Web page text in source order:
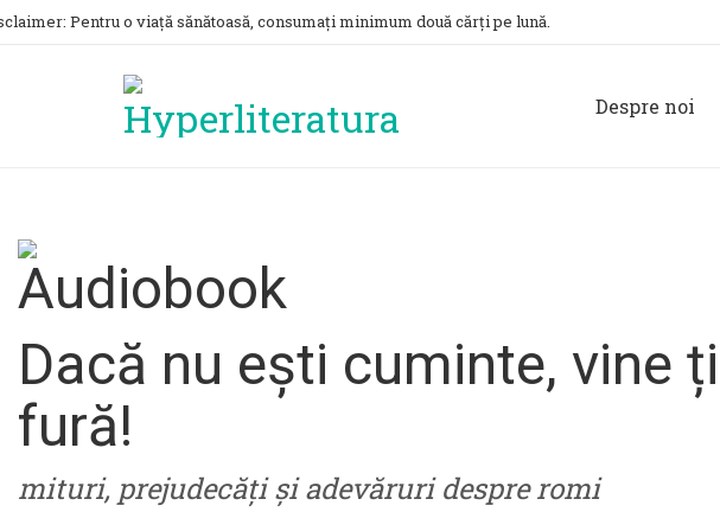
Pentru o viață sănătoasă, consumați minimum două cărți pe lună.
Despre noi
Dacă nu ești cuminte, vine
fură!
mituri, prejudecăți și adevăruri despre romi